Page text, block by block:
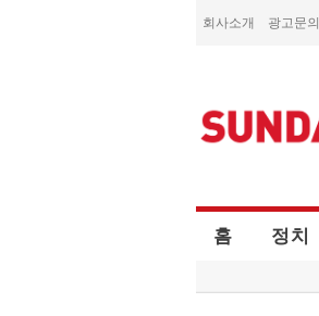
회사소개 광고문의
홈 정치